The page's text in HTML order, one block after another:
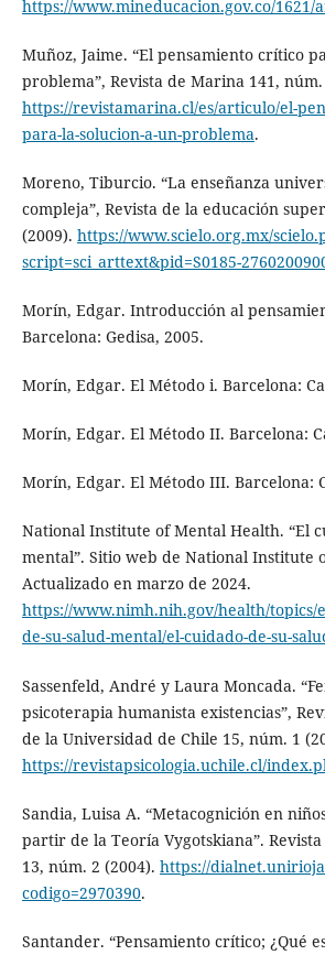
https://www.mineducacion.gov.co/1621/
Muñoz, Jaime. “El pensamiento crítico
problema”, Revista de Marina 141, núm.
https://revistamarina.cl/es/articulo/el-
para-la-solucion-a-un-problema.
Moreno, Tiburcio. “La enseñanza
compleja”, Revista de la educación
(2009). https://www.scielo.org.mx/
script=sci_arttext&pid=S0185-
Morín, Edgar. Introducción al
Barcelona: Gedisa, 2005.
Morín, Edgar. El Método i. Barcelona:
Morín, Edgar. El Método II. Barcelona:
Morín, Edgar. El Método III. Barcelona:
National Institute of Mental Health. “El
mental”. Sitio web de National Institute
Actualizado en marzo de 2024.
https://www.nimh.nih.gov/health/topics/
de-su-salud-mental/el-cuidado-de-su-
Sassenfeld, André y Laura Moncada.
psicoterapia humanista existencias”,
de la Universidad de Chile 15, núm. 1
https://revistapsicologia.uchile.cl/
Sandia, Luisa A. “Metacognición en
partir de la Teoría Vygotskiana”.
13, núm. 2 (2004). https://
codigo=2970390.
Santander. “Pensamiento crítico; ¿Qué